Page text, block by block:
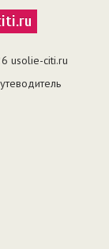
usolie-citi.ru